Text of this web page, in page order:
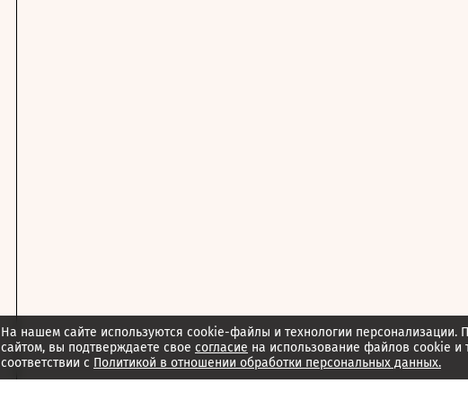
На нашем сайте используются cookie-файлы и технологии персонализации.
сайтом, вы подтверждаете свое согласие на использование файлов cookie и
соответствии с Политикой в отношении обработки персональных данных.